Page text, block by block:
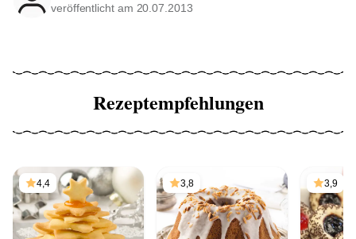
veröffentlicht am 20.07.2013
Rezeptempfehlungen
4,4 3,8 3,9